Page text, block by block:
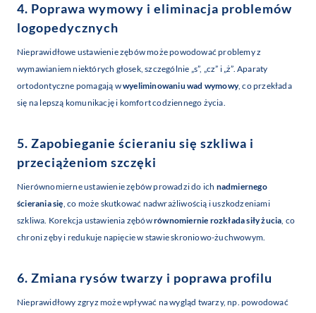
4. Poprawa wymowy i eliminacja problemów
logopedycznych
Nieprawidłowe ustawienie zębów może powodować problemy z
wymawianiem niektórych głosek, szczególnie „s”, „cz” i „ż”. Aparaty
ortodontyczne pomagają wwyeliminowaniu wad wymowy, co przekłada
się na lepszą komunikację i komfort codziennego życia.
5. Zapobieganie ścieraniu się szkliwa i
przeciążeniom szczęki
Nierównomierne ustawienie zębów prowadzi do ich nadmiernego
ścierania się, co może skutkować nadwrażliwością i uszkodzeniami
szkliwa. Korekcja ustawienia zębówrównomiernie rozkłada siły żucia, co
chroni zęby i redukuje napięcie w stawie skroniowo-żuchwowym.
6. Zmiana rysów twarzy i poprawa profilu
Nieprawidłowy zgryz może wpływać na wygląd twarzy, np. powodować